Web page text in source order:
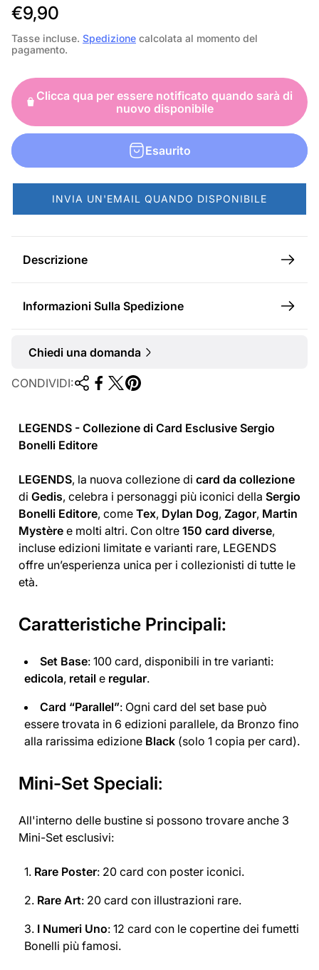
P
r
e
z
z
o
n
o
r
m
€9,90
Tasse incluse. Spedizione calcolata al momento del
pagamento.
Clicca qua per essere notificato quando sarà di
nuovo disponibile
Esaurito
INVIA UN'EMAIL QUANDO DISPONIBILE
Descrizione
Informazioni Sulla Spedizione
Chiedi una domanda
CONDIVIDI:
LEGENDS - Collezione di Card Esclusive Sergio
Bonelli Editore
LEGENDS, la nuova collezione di card da collezione
di Gedis, celebra i personaggi più iconici della Sergio
Bonelli Editore, come Tex, Dylan Dog, Zagor, Martin
Mystère e molti altri. Con oltre 150 card diverse,
incluse edizioni limitate e varianti rare, LEGENDS
offre un’esperienza unica per i collezionisti di tutte le
età.
Caratteristiche Principali:
Set Base: 100 card, disponibili in tre varianti:
edicola, retail e regular.
Card “Parallel”: Ogni card del set base può
essere trovata in 6 edizioni parallele, da Bronzo fino
alla rarissima edizione Black (solo 1 copia per card).
Mini-Set Speciali:
All'interno delle bustine si possono trovare anche 3
Mini-Set esclusivi:
Rare Poster: 20 card con poster iconici.
Rare Art: 20 card con illustrazioni rare.
I Numeri Uno: 12 card con le copertine dei fumetti
Bonelli più famosi.